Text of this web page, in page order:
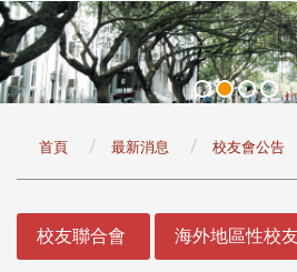
首頁 最新消息 校友會公告
校友聯合會 海外地區性校